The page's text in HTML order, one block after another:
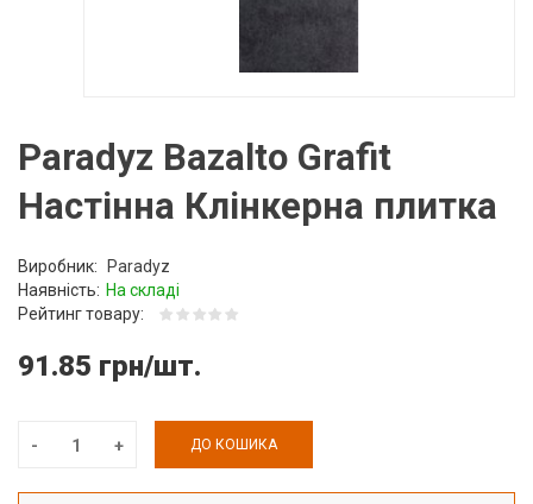
Paradyz Bazalto Grafit
Настінна Клінкерна плитка
Виробник:
Paradyz
Наявність: На складі
Рейтинг товару:
91.85 грн/шт.
ДО КОШИКА